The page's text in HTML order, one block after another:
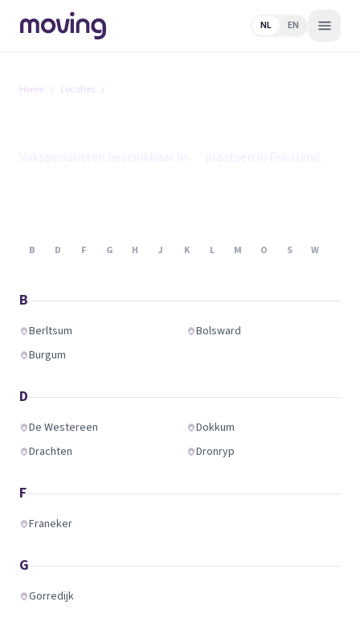
NL EN
Home / Locaties /
B D F G H J K L M O S W
B
Berltsum
Bolsward
Burgum
D
De Westereen
Dokkum
Drachten
Dronryp
F
Franeker
G
Gorredijk